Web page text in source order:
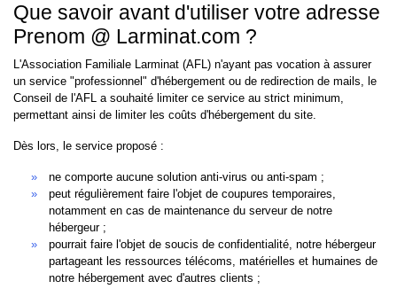
Que savoir avant d'utiliser votre adresse
Prenom @ Larminat.com ?
L'Association Familiale Larminat (AFL) n'ayant pas vocation à assurer
un service "professionnel" d'hébergement ou de redirection de mails, le
Conseil de l'AFL a souhaité limiter ce service au strict minimum,
permettant ainsi de limiter les coûts d'hébergement du site.
Dès lors, le service proposé :
ne comporte aucune solution anti-virus ou anti-spam ;
peut régulièrement faire l'objet de coupures temporaires,
notamment en cas de maintenance du serveur de notre
hébergeur ;
pourrait faire l'objet de soucis de confidentialité, notre hébergeur
partageant les ressources télécoms, matérielles et humaines de
notre hébergement avec d'autres clients ;